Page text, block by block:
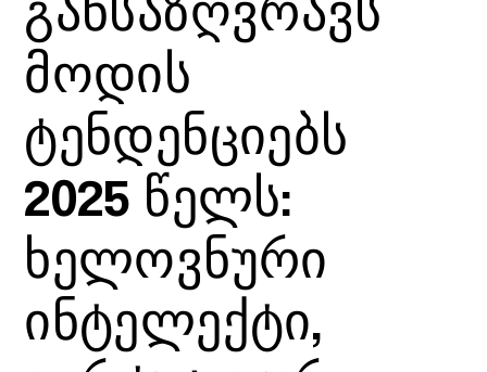
მოდის
ტენდენციებს
2025 წელს:
ხელოვნური
ინტელექტი,